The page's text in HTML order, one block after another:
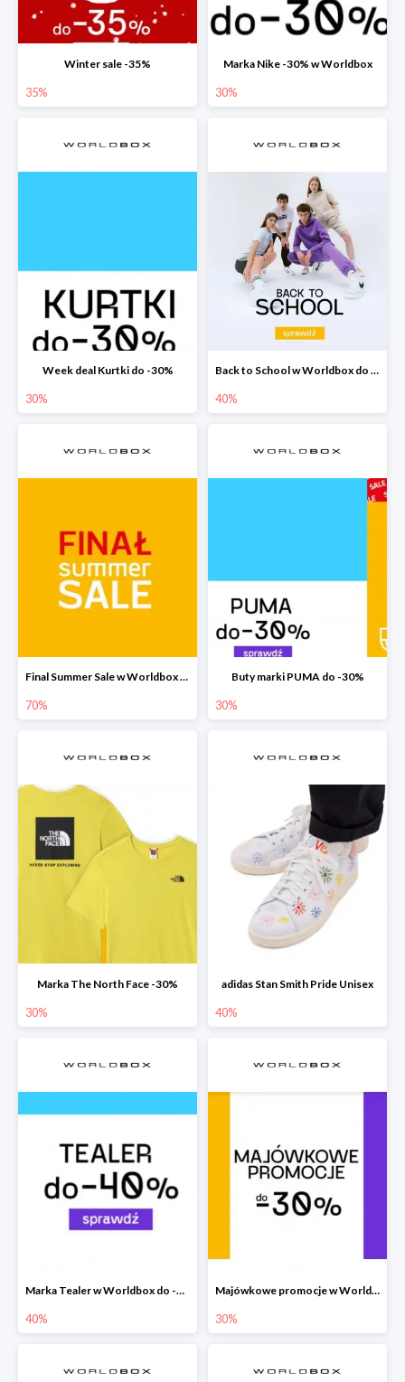
Winter sale -35%
35%
Marka Nike -30% w Worldbox
30%
Week deal Kurtki do -30%
30%
Back to School w Worldbox do -40%
40%
Final Summer Sale w Worldbox do -70%
70%
Buty marki PUMA do -30%
30%
Marka The North Face -30%
30%
adidas Stan Smith Pride Unisex
40%
Marka Tealer w Worldbox do -40%
40%
Majówkowe promocje w Worldbox do -30%
30%